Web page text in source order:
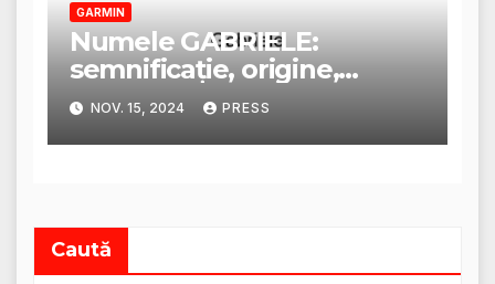
GARMIN
Numele GABRIELE:
semnificație, origine,
trăsături și personalitate
NOV. 15, 2024 PRESS
Caută